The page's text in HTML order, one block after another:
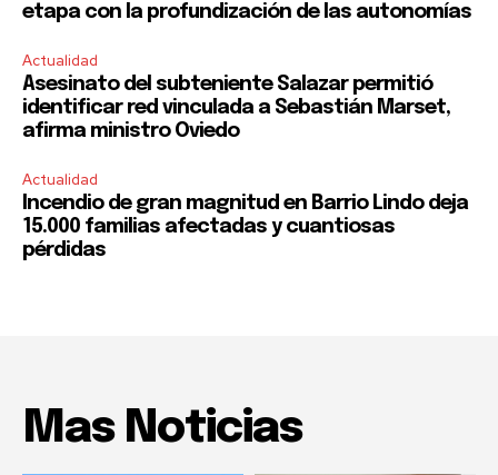
etapa con la profundización de las autonomías
Actualidad
Asesinato del subteniente Salazar permitió
identificar red vinculada a Sebastián Marset,
afirma ministro Oviedo
Actualidad
Incendio de gran magnitud en Barrio Lindo deja
15.000 familias afectadas y cuantiosas
pérdidas
Mas Noticias